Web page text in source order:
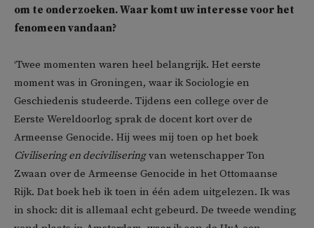
om te onderzoeken. Waar komt uw interesse voor het
fenomeen vandaan?
‘Twee momenten waren heel belangrijk. Het eerste
moment was in Groningen, waar ik Sociologie en
Geschiedenis studeerde. Tijdens een college over de
Eerste Wereldoorlog sprak de docent kort over de
Armeense Genocide. Hij wees mij toen op het boek
Civilisering en deciviliseringvan wetenschapper Ton
Zwaan over de Armeense Genocide in het Ottomaanse
Rijk. Dat boek heb ik toen in één adem uitgelezen. Ik was
in shock: dit is allemaal echt gebeurd. De tweede wending